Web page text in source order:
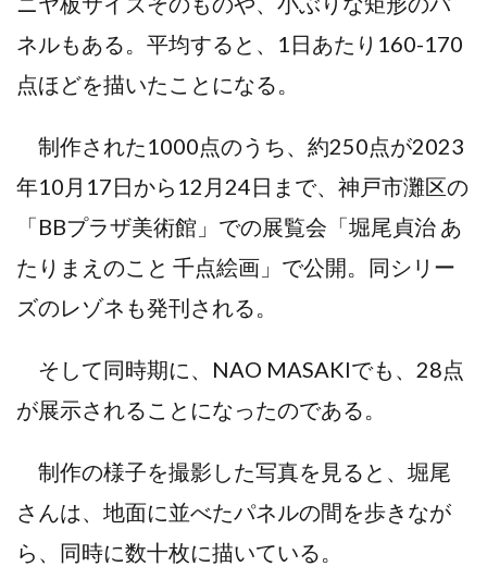
ネルもある。平均すると、1日あたり160-170
点ほどを描いたことになる。
制作された1000点のうち、約250点が2023
年10月17日から12月24日まで、神戸市灘区の
「BBプラザ美術館」での展覧会「堀尾貞治 あ
たりまえのこと 千点絵画」で公開。同シリー
ズのレゾネも発刊される。
そして同時期に、NAO MASAKIでも、28点
が展示されることになったのである。
制作の様子を撮影した写真を見ると、堀尾
さんは、地面に並べたパネルの間を歩きなが
ら、同時に数十枚に描いている。